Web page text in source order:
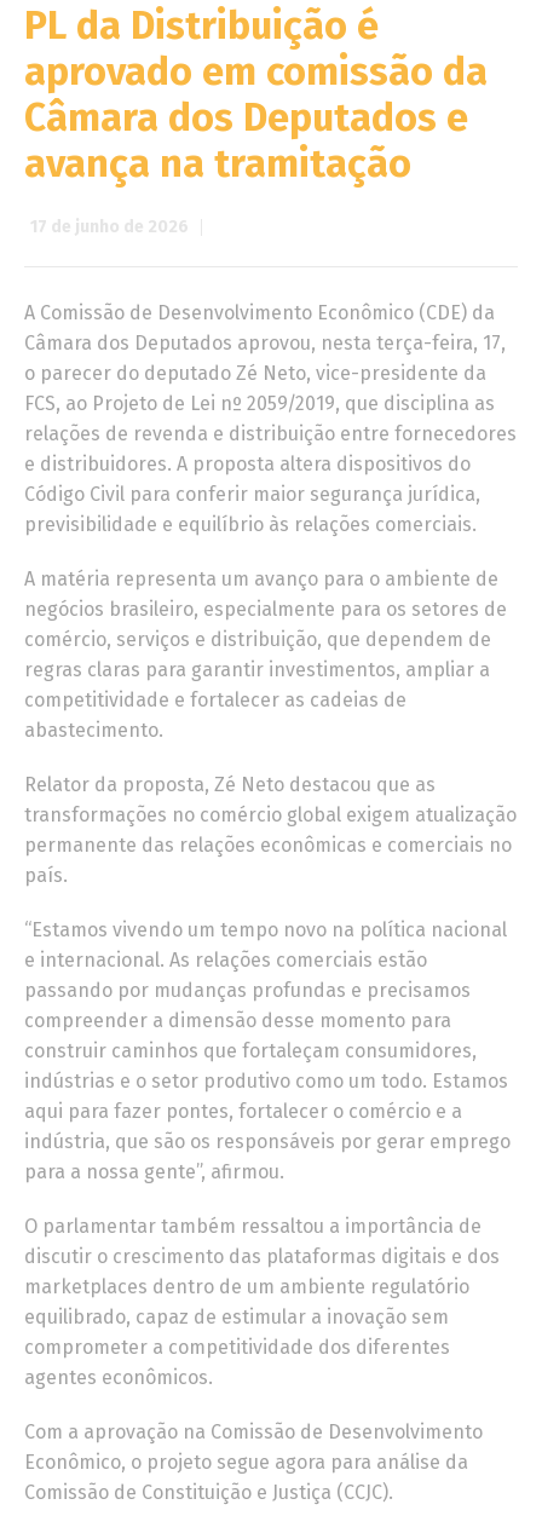
PL da Distribuição é
aprovado em comissão da
Câmara dos Deputados e
avança na tramitação
17 de junho de 2026
A Comissão de Desenvolvimento Econômico (CDE) da
Câmara dos Deputados aprovou, nesta terça-feira, 17,
o parecer do deputado Zé Neto, vice-presidente da
FCS, ao Projeto de Lei nº 2059/2019, que disciplina as
relações de revenda e distribuição entre fornecedores
e distribuidores. A proposta altera dispositivos do
Código Civil para conferir maior segurança jurídica,
previsibilidade e equilíbrio às relações comerciais.
A matéria representa um avanço para o ambiente de
negócios brasileiro, especialmente para os setores de
comércio, serviços e distribuição, que dependem de
regras claras para garantir investimentos, ampliar a
competitividade e fortalecer as cadeias de
abastecimento.
Relator da proposta, Zé Neto destacou que as
transformações no comércio global exigem atualização
permanente das relações econômicas e comerciais no
país.
“Estamos vivendo um tempo novo na política nacional
e internacional. As relações comerciais estão
passando por mudanças profundas e precisamos
compreender a dimensão desse momento para
construir caminhos que fortaleçam consumidores,
indústrias e o setor produtivo como um todo. Estamos
aqui para fazer pontes, fortalecer o comércio e a
indústria, que são os responsáveis por gerar emprego
para a nossa gente”, afirmou.
O parlamentar também ressaltou a importância de
discutir o crescimento das plataformas digitais e dos
marketplaces dentro de um ambiente regulatório
equilibrado, capaz de estimular a inovação sem
comprometer a competitividade dos diferentes
agentes econômicos.
Com a aprovação na Comissão de Desenvolvimento
Econômico, o projeto segue agora para análise da
Comissão de Constituição e Justiça (CCJC).